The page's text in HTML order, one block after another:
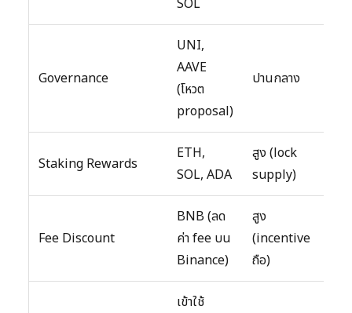
SOL
Governance
UNI,
AAVE
(โหวต
proposal)
ปานกลาง
Staking Rewards
ETH,
SOL, ADA
สูง (lock
supply)
Fee Discount
BNB (ลด
ค่า fee บน
Binance)
สูง
(incentive
ถือ)
เข้าใช้